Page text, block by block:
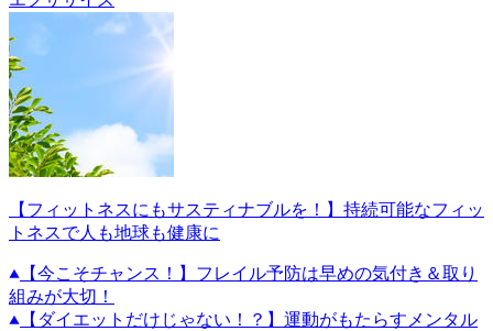
【フィットネスにもサスティナブルを！】持続可能なフィッ
トネスで人も地球も健康に
【今こそチャンス！】フレイル予防は早めの気付き＆取り
組みが大切！
【ダイエットだけじゃない！？】運動がもたらすメンタル